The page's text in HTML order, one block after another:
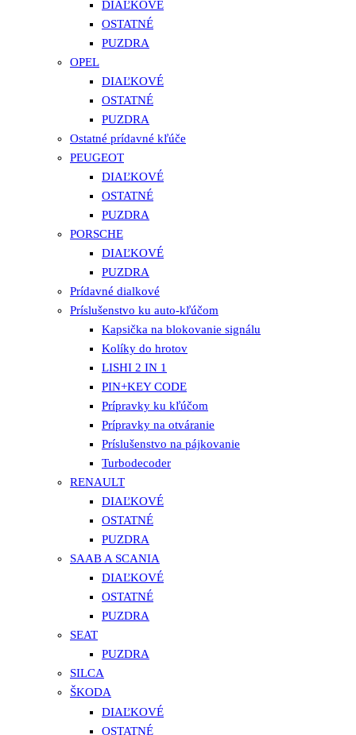
DIAĽKOVÉ
OSTATNÉ
PUZDRA
OPEL
DIAĽKOVÉ
OSTATNÉ
PUZDRA
Ostatné prídavné kľúče
PEUGEOT
DIAĽKOVÉ
OSTATNÉ
PUZDRA
PORSCHE
DIAĽKOVÉ
PUZDRA
Prídavné dialkové
Príslušenstvo ku auto-kľúčom
Kapsička na blokovanie signálu
Kolíky do hrotov
LISHI 2 IN 1
PIN+KEY CODE
Prípravky ku kľúčom
Prípravky na otváranie
Príslušenstvo na pájkovanie
Turbodecoder
RENAULT
DIAĽKOVÉ
OSTATNÉ
PUZDRA
SAAB A SCANIA
DIAĽKOVÉ
OSTATNÉ
PUZDRA
SEAT
PUZDRA
SILCA
ŠKODA
DIAĽKOVÉ
OSTATNÉ